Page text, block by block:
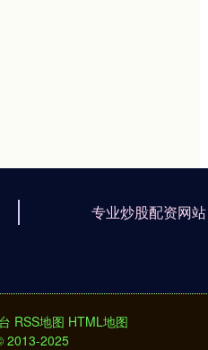
专业炒股配资网站
RSS地图 HTML地图
2013-2025